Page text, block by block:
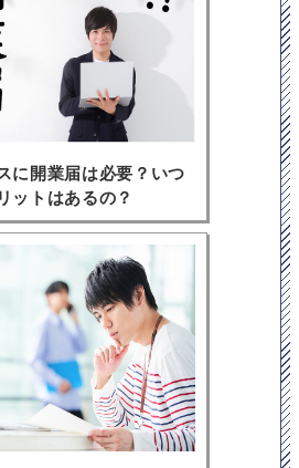
に開業届は必要？いつ
ットはあるの？